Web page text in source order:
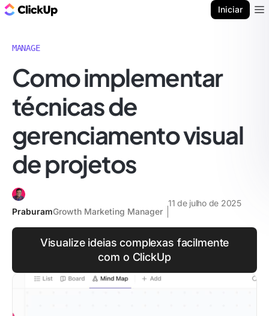
Iniciar
MANAGE
Como implementar
técnicas de
gerenciamento visual
de projetos
PraburamGrowth Marketing Manager
11 de julho de 2025
Visualize ideias complexas facilmente
com o ClickUp